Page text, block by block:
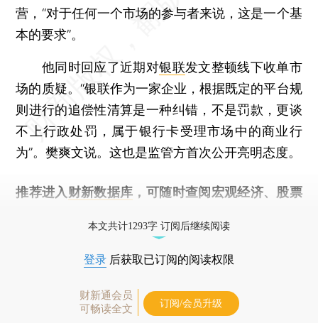
营，“对于任何一个市场的参与者来说，这是一个基
本的要求”。
他同时回应了近期对银联发文整顿线下收单市
场的质疑。“银联作为一家企业，根据既定的平台规
则进行的追偿性清算是一种纠错，不是罚款，更谈
不上行政处罚，属于银行卡受理市场中的商业行
为”。樊爽文说。这也是监管方首次公开亮明态度。
推荐进入 财新数据库 ，可随时查阅宏观经济、股票
本文共计1293字 订阅后继续阅读
登录 后获取已订阅的阅读权限
财新通会员
可畅读全文
订阅/会员升级